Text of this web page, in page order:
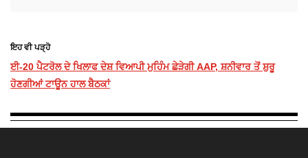
ਇਹ ਵੀ ਪੜ੍ਹੋ
ਈ-20 ਪੈਟਰੋਲ ਦੇ ਖਿਲਾਫ ਦੇਸ਼ ਵਿਆਪੀ ਮੁਹਿੰਮ ਛੇੜੇਗੀ AAP, ਸ਼ਨੀਵਾਰ ਤੋਂ ਸ਼ੁਰੂ
ਹੋਣਗੀਆਂ ਟਾਊਨ ਹਾਲ ਬੈਠਕਾਂ